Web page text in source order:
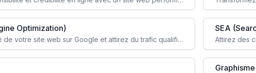
Optimization)
Boostez la visibilité de votre site web sur Google et attirez du trafic qualifié grâce à nos stratégies SEO.
SEA
Graphisme